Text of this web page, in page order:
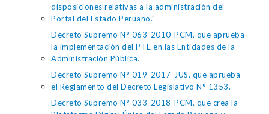
disposiciones relativas a la administración del
Portal del Estado Peruano."
Decreto Supremo N° 063-2010-PCM, que aprueba
la implementación del PTE en las Entidades de la
Administración Pública.
Decreto Supremo N° 019-2017-JUS, que aprueba
el Reglamento del Decreto Legislativo N° 1353.
Decreto Supremo N° 033-2018-PCM, que crea la